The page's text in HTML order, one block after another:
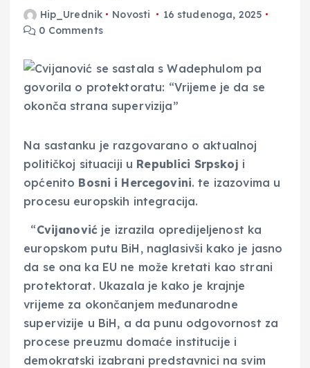
Hip_Urednik Novosti
16 studenoga, 2025
0 Comments
Na sastanku je razgovarano o aktualnoj
političkoj situaciji u Republici Srpskoj i
općenito Bosni i Hercegovini. te izazovima u
procesu europskih integracija.
“Cvijanovićje izrazila opredijeljenost ka
europskom putu BiH, naglasivši kako je jasno
da se ona ka EU ne može kretati kao strani
protektorat. Ukazala je kako je krajnje
vrijeme za okončanjem međunarodne
supervizije u BiH, a da punu odgovornost za
procese preuzmu domaće institucije i
demokratski izabrani predstavnici na svim